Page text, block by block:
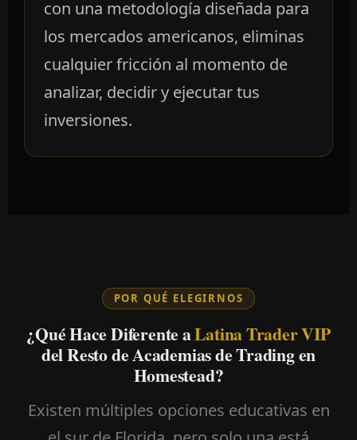
con una metodología diseñada para
los mercados americanos, eliminas
cualquier fricción al momento de
analizar, decidir y ejecutar tus
inversiones.
POR QUÉ ELEGIRNOS
¿Qué Hace Diferente aLatina Trader VIP
del Resto de Academias de Trading en
Homestead?
Existen múltiples opciones educativas en